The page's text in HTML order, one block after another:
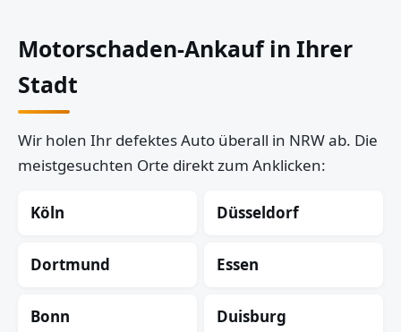
Motorschaden-Ankauf in Ihrer
Stadt
Wir holen Ihr defektes Auto überall in NRW ab. Die
meistgesuchten Orte direkt zum Anklicken:
Köln Düsseldorf
Dortmund Essen
Bonn Duisburg